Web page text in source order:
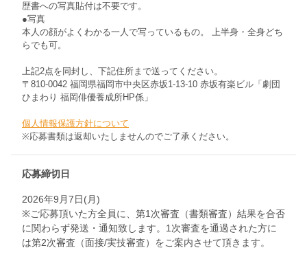
歴書への写真貼付は不要です。
●写真
本人の顔がよくわかる一人で写っているもの。 上半身・全身どち
らでも可。
上記2点を同封し、下記住所まで送ってください。
〒810-0042 福岡県福岡市中央区赤坂1-13-10 赤坂有楽ビル「劇団
ひまわり 福岡俳優養成所HP係」
個人情報保護方針について
※応募書類は返却いたしませんのでご了承ください。
応募締切日
2026年9月7日(月)
※ご応募頂いた方全員に、第1次審査（書類審査）結果を合否
に関わらず発送・通知致します。1次審査を通過された方に
は第2次審査（面接/実技審査）をご案内させて頂きます。